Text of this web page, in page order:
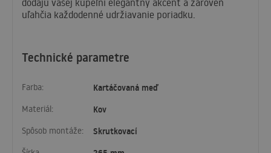
Technické parametre
Farba: Kartáčovaná meď
Materiál: Kov
Spôsob montáže: Skrutkovací
uľahčia každodenné udržiavanie poriadku.